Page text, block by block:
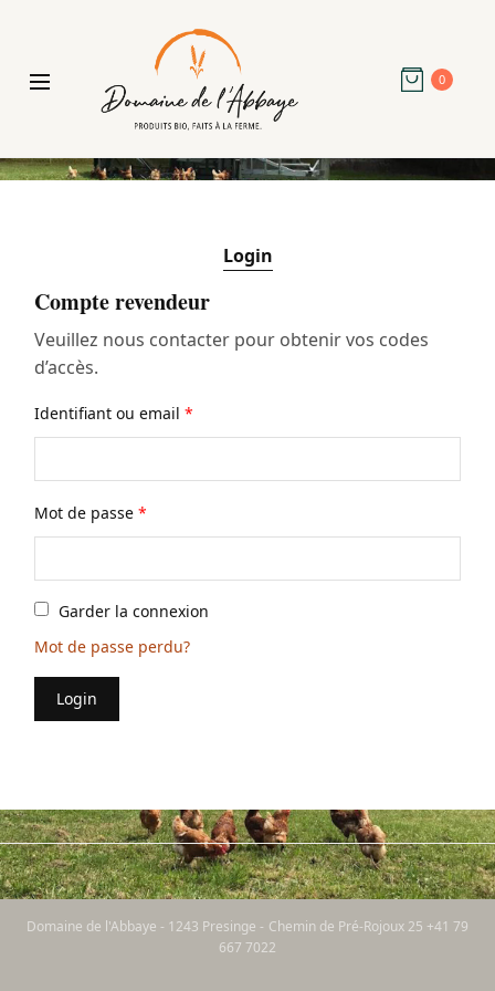
0
Login
Compte revendeur
Veuillez nous contacter pour obtenir vos codes
d’accès.
Identifiant ou email*
Mot de passe*
Garder la connexion
Mot de passe perdu?
Login
Domaine de l'Abbaye - 1243 Presinge - Chemin de Pré-Rojoux 25 +41 79
667 7022